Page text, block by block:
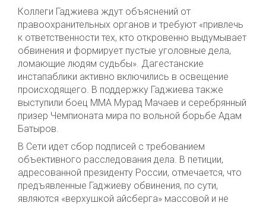
Коллеги Гаджиева ждут объяснений от
правоохранительных органов и требуют «привлечь
к ответственности тех, кто откровенно выдумывает
обвинения и формирует пустые уголовные дела,
ломающие людям судьбы». Дагестанские
инстапаблики активно включились в освещение
происходящего. В поддержку Гаджиева также
выступили боец ММА Мурад Мачаев и серебрянный
призер Чемпионата мира по вольной борьбе Адам
Батыров.
В Cети идет сбор подписей с требованием
объективного расследования дела. В петиции,
адресованной президенту России, отмечается, что
предъявленные Гаджиеву обвинения, по сути,
являются «верхушкой айсберга» массовой и не